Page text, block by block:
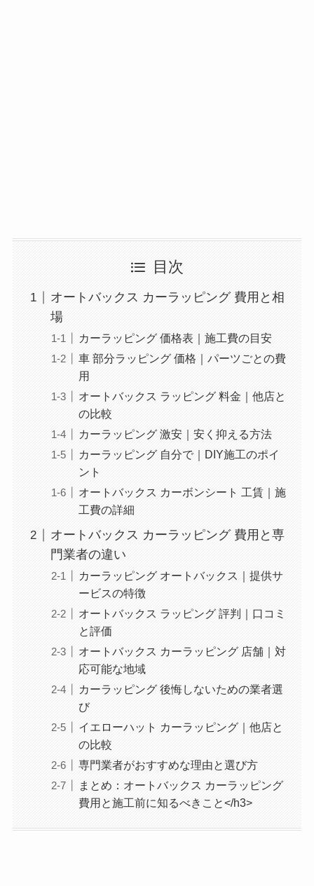
目次
オートバックス カーラッピング 費用と相
場
カーラッピング 価格表｜施工費の目安
車 部分ラッピング 価格｜パーツごとの費
用
オートバックス ラッピング 料金｜他店と
の比較
カーラッピング 激安｜安く抑える方法
カーラッピング 自分で｜DIY施工のポイ
ント
オートバックス カーボンシート 工賃｜施
工費の詳細
オートバックス カーラッピング 費用と専
門業者の違い
カーラッピング オートバックス｜提供サ
ービスの特徴
オートバックス ラッピング 評判｜口コミ
と評価
オートバックス カーラッピング 店舗｜対
応可能な地域
カーラッピング 後悔しないための業者選
び
イエローハット カーラッピング｜他店と
の比較
専門業者がおすすめな理由と選び方
まとめ：オートバックス カーラッピング
費用と施工前に知るべきこと</h3>